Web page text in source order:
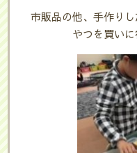
市販品の他、手作り
やつを買いに